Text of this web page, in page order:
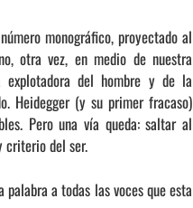
monográfico, proyectado al
otra vez, en medio de nuestra
del hombre y de la
Heidegger (y su primer fracaso)
Pero una vía queda: saltar al
criterio del ser.
a todas las voces que esta